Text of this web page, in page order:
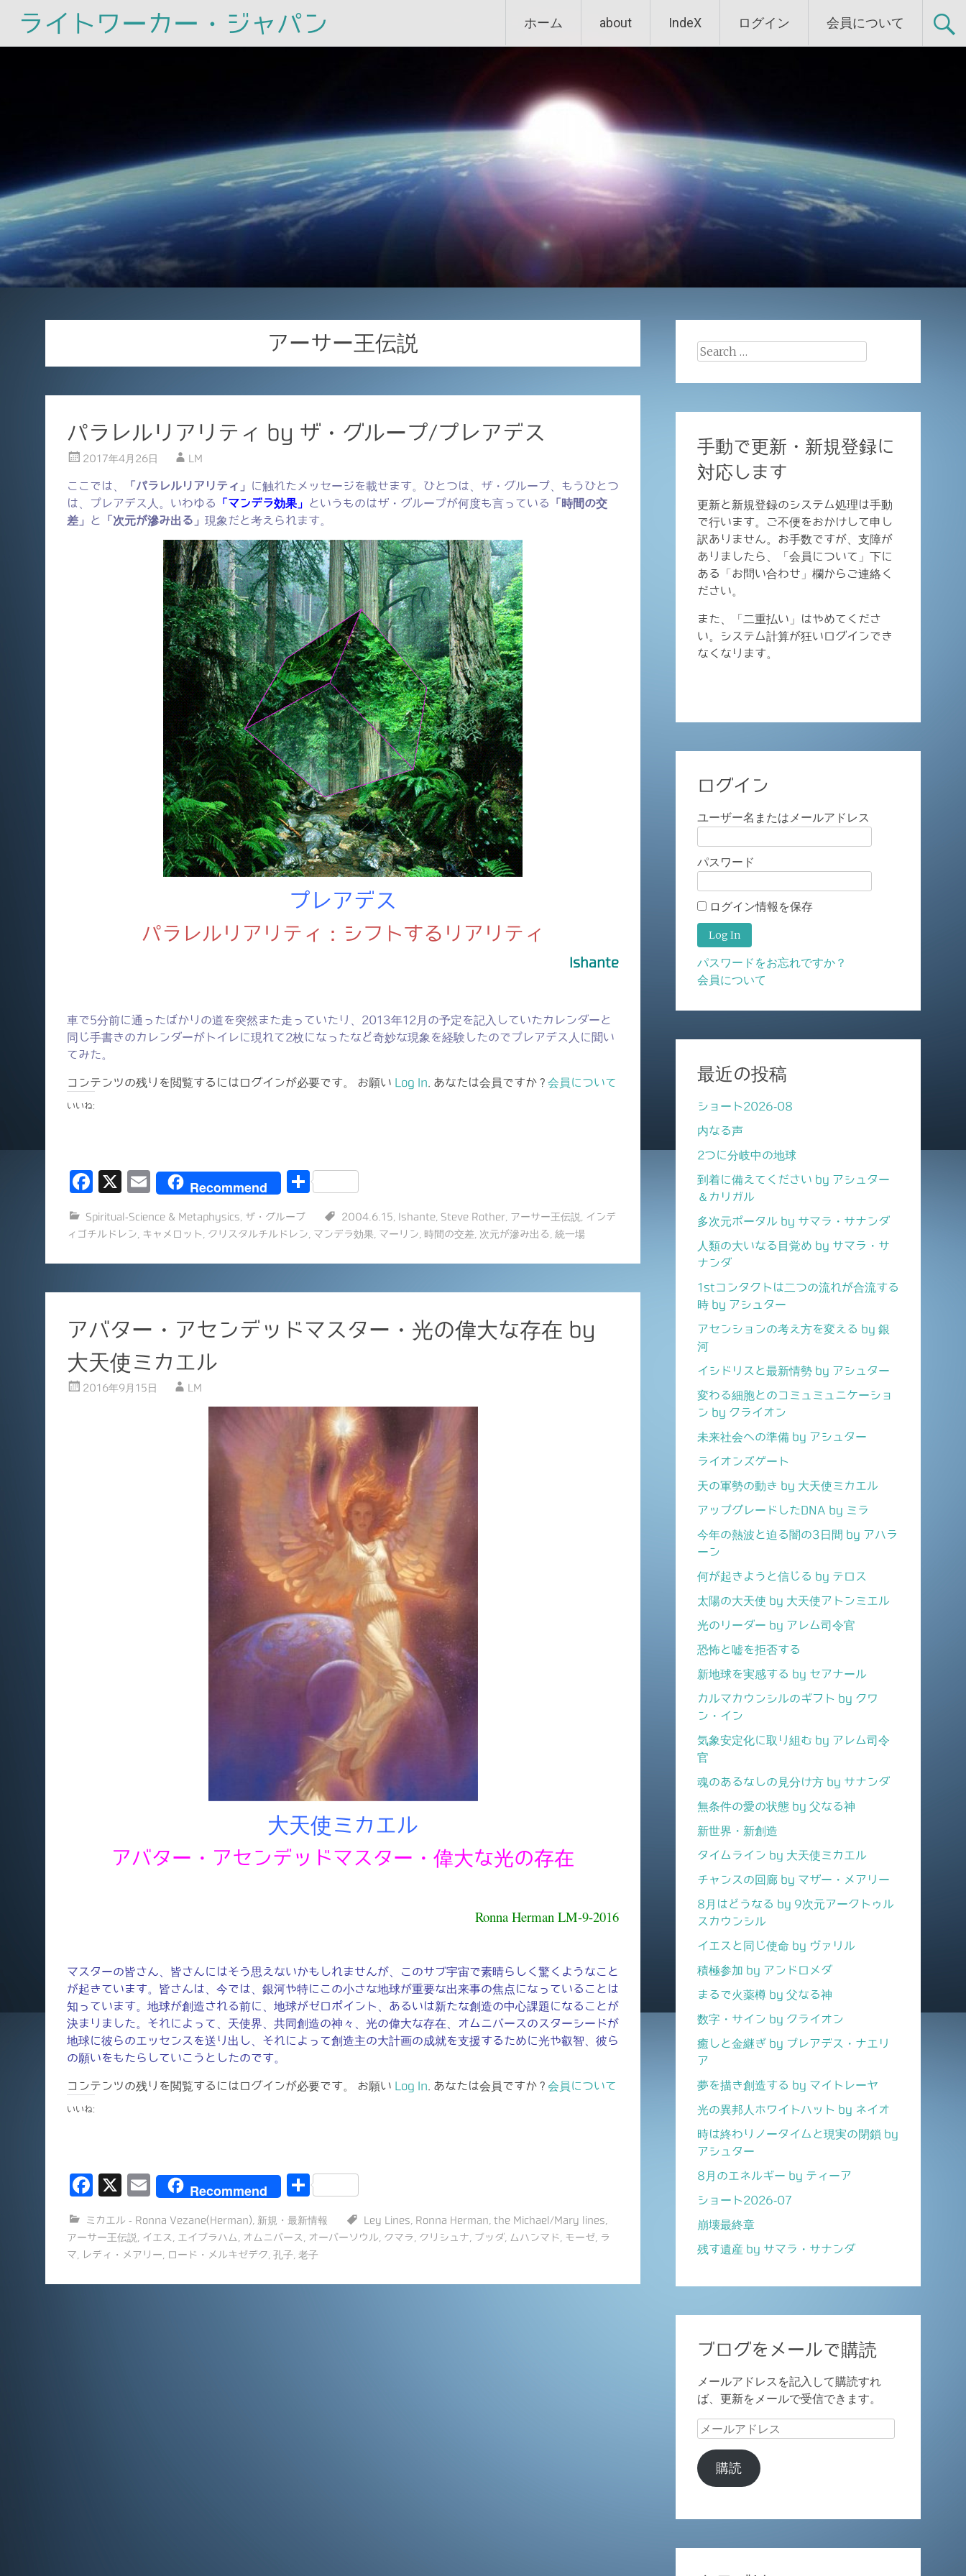
ライトワーカー・ジャパン
to
ホーム about IndeX ログイン 会員について
アーサー王伝説
パラレルリアリティ by ザ・グループ/プレアデス
2017年4月26日 LM
ここでは、 「パラレルリアリティ」
に触れたメッセージを載せます。ひとつは、ザ・グループ、もうひとつ
は、プレアデス人。いわゆる
「マンデラ効果」 というものはザ・グループが何度も言っている
「時間の交
差」
と 「次元が滲み出る」 現象だと考えられます。
プレアデス
パラレルリアリティ：シフトするリアリティ
Ishante
車で5分前に通ったばかりの道を突然また走っていたり、2013年12月の予定を記入していたカレンダーと
同じ手書きのカレンダーがトイレに現れて2枚になったなど奇妙な現象を経験したのでプレアデス人に聞い
てみた。
コンテンツの残りを閲覧するにはログインが必要です。 お願い Log In . あなたは会員ですか ? 会員について
いいね:
F
c
o
o
k
X
E
ai
Recommend
共
Spiritual-Science & Metaphysics ザ・グループ 2004.6.15 Ishante Steve Rother アーサー王伝説
インデ
ィゴチルドレン
キャメロット クリスタルチルドレン マンデラ効果 マーリン 時間の交差 次元が滲み出る 統一場
アバター・アセンデッドマスター・光の偉大な存在 by
大天使ミカエル
2016年9月15日 LM
大天使ミカエル
アバター・アセンデッドマスター・偉大な光の存在
Ronna Herman LM-9-2016
マスターの皆さん、皆さんにはそう思えないかもしれませんが、このサブ宇宙で素晴らしく驚くようなこと
が起きています。皆さんは、今では、銀河や特にこの小さな地球が重要な出来事の焦点になっていることは
知っています。地球が創造される前に、地球がゼロポイント、あるいは新たな創造の中心課題になることが
決まりました。それによって、天使界、共同創造の神々、光の偉大な存在、オムニバースのスターシードが
地球に彼らのエッセンスを送り出し、それによって創造主の大計画の成就を支援するために光や叡智、彼ら
の願いをもたらしていこうとしたのです。
コンテンツの残りを閲覧するにはログインが必要です。 お願い Log In . あなたは会員ですか ? 会員について
いいね:
F
c
e
X
E
ai
l
Recommend
共
ミカエル - Ronna Vezane(Herman) 新規・最新情報 Ley Lines Ronna Herman the Michael/Mary lines
アーサー王伝説
イエス エイブラハム オムニバース オーバーソウル クマラ クリシュナ ブッダ ムハンマド モーゼ
ラ
マ
レディ・メアリー ロード・メルキゼデク 孔子 老子
Search
手動で更新・新規登録に
対応します
更新と新規登録のシステム処理は手動
で行います。ご不便をおかけして申し
訳ありません。お手数ですが、支障が
ありましたら、「会員について」下に
ある「お問い合わせ」欄からご連絡く
ださい。
また、「二重払い」はやめてくださ
い。システム計算が狂いログインでき
なくなります。
ログイン
ユーザー名またはメールアドレス
パスワード
ログイン情報を保存
パスワードをお忘れですか？
会員について
最近の投稿
ショート2026-08
内なる声
2つに分岐中の地球
到着に備えてください by アシュター
＆カリガル
多次元ポータル by サマラ・サナンダ
人類の大いなる目覚め by サマラ・サ
ナンダ
1stコンタクトは二つの流れが合流する
時 by アシュター
アセンションの考え方を変える by 銀
河
イシドリスと最新情勢 by アシュター
変わる細胞とのコミュミュニケーショ
ン by クライオン
未来社会への準備 by アシュター
ライオンズゲート
天の軍勢の動き by 大天使ミカエル
アップグレードしたDNA by ミラ
今年の熱波と迫る闇の3日間 by アハラ
ーン
何が起きようと信じる by テロス
太陽の大天使 by 大天使アトンミエル
光のリーダー by アレム司令官
恐怖と嘘を拒否する
新地球を実感する by セアナール
カルマカウンシルのギフト by クワ
ン・イン
気象安定化に取り組む by アレム司令
官
魂のあるなしの見分け方 by サナンダ
無条件の愛の状態 by 父なる神
新世界・新創造
タイムライン by 大天使ミカエル
チャンスの回廊 by マザー・メアリー
8月はどうなる by 9次元アークトゥル
スカウンシル
イエスと同じ使命 by ヴァリル
積極参加 by アンドロメダ
まるで火薬樽 by 父なる神
数字・サイン by クライオン
癒しと金継ぎ by プレアデス・ナエリ
ア
夢を描き創造する by マイトレーヤ
光の異邦人ホワイトハット by ネイオ
時は終わりノータイムと現実の閉鎖 by
アシュター
8月のエネルギー by ティーア
ショート2026-07
崩壊最終章
残す遺産 by サマラ・サナンダ
ブログをメールで購読
メールアドレスを記入して購読すれ
ば、更新をメールで受信できます。
メ
ル
ア
購読